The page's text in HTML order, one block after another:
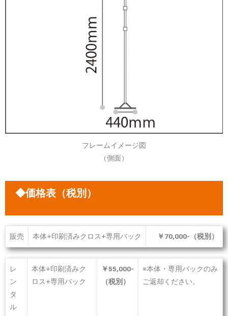
フレームイメージ図
（側面）
◆価格表（税別）
販売 本体+印刷済みクロス+専用バック ￥70,000-（税別）
レ
ン
タ
ル
本体+印刷済みク
ロス+専用バック
￥55,000-
（税別）
※本体・専用バックのみ
ご返却ください。